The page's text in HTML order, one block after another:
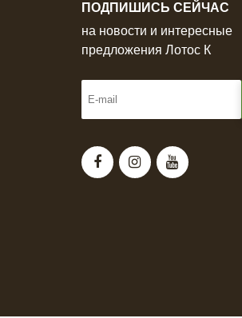
ПОДПИШИСЬ СЕЙЧАС
на новости и интересные
предложения Лотос К